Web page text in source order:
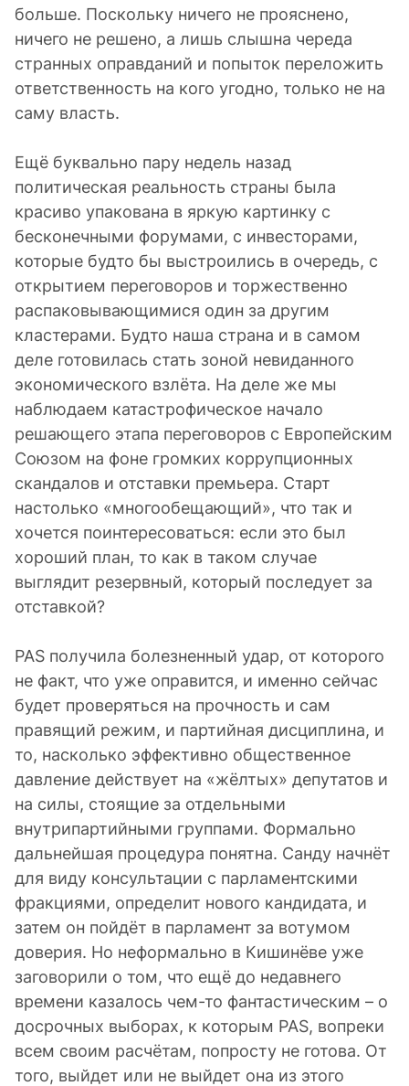
больше. Поскольку ничего не прояснено,
ничего не решено, а лишь слышна череда
странных оправданий и попыток переложить
ответственность на кого угодно, только не на
саму власть.
Ещё буквально пару недель назад
политическая реальность страны была
красиво упакована в яркую картинку с
бесконечными форумами, с инвесторами,
которые будто бы выстроились в очередь, с
открытием переговоров и торжественно
распаковывающимися один за другим
кластерами. Будто наша страна и в самом
деле готовилась стать зоной невиданного
экономического взлёта. На деле же мы
наблюдаем катастрофическое начало
решающего этапа переговоров с Европейским
Союзом на фоне громких коррупционных
скандалов и отставки премьера. Старт
настолько «многообещающий», что так и
хочется поинтересоваться: если это был
хороший план, то как в таком случае
выглядит резервный, который последует за
отставкой?
PAS получила болезненный удар, от которого
не факт, что уже оправится, и именно сейчас
будет проверяться на прочность и сам
правящий режим, и партийная дисциплина, и
то, насколько эффективно общественное
давление действует на «жёлтых» депутатов и
на силы, стоящие за отдельными
внутрипартийными группами. Формально
дальнейшая процедура понятна. Санду начнёт
для виду консультации с парламентскими
фракциями, определит нового кандидата, и
затем он пойдёт в парламент за вотумом
доверия. Но неформально в Кишинёве уже
заговорили о том, что ещё до недавнего
времени казалось чем-то фантастическим – о
досрочных выборах, к которым PAS, вопреки
всем своим расчётам, попросту не готова. От
того, выйдет или не выйдет она из этого